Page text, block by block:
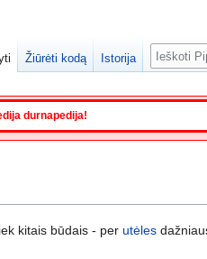
durnapedija!
kitais būdais - per utėles
Žiūrėti kodą Istorija